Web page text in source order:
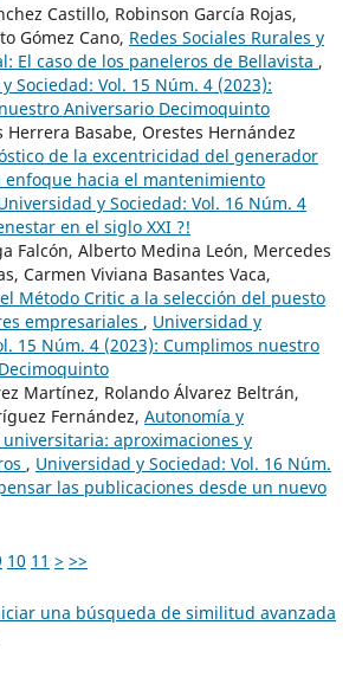
Castillo, Robinson García Rojas,
Gómez Cano, Redes Sociales Rurales y
El caso de los paneleros de Bellavista ,
Sociedad: Vol. 15 Núm. 4 (2023):
Aniversario Decimoquinto
Herrera Basabe, Orestes Hernández
de la excentricidad del generador
enfoque hacia el mantenimiento
y Sociedad: Vol. 16 Núm. 4
en el siglo XXI ?!
Falcón, Alberto Medina León, Mercedes
Carmen Viviana Basantes Vaca,
Método Critic a la selección del puesto
empresariales , Universidad y
15 Núm. 4 (2023): Cumplimos nuestro
Martínez, Rolando Álvarez Beltrán,
Fernández, Autonomía y
aproximaciones y
, Universidad y Sociedad: Vol. 16 Núm.
las publicaciones desde un nuevo
10 11 > >>
una búsqueda de similitud avanzada